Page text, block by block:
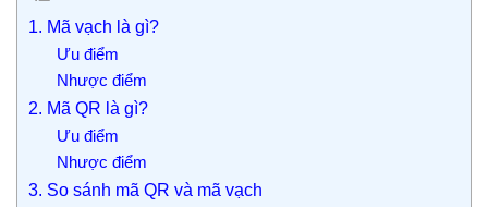
1. Mã vạch là gì?
Ưu điểm
Nhược điểm
2. Mã QR là gì?
Ưu điểm
Nhược điểm
3. So sánh mã QR và mã vạch